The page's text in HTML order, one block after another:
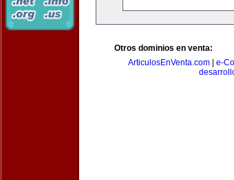
Otros dominios en venta:
ArticulosEnVenta.com| e-